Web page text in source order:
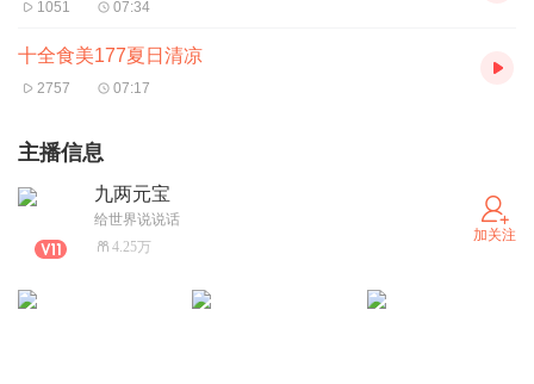
1051 07:34
十全食美177夏日清凉
2757 07:17
主播信息
九两元宝
给世界说说话
4.25万
加关注